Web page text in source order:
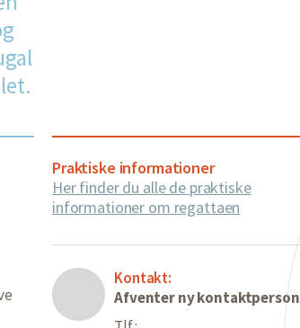
Praktiske informationer
Her finder du alle de praktiske
informationer om regattaen
Kontakt:
Afventer ny kontaktperson